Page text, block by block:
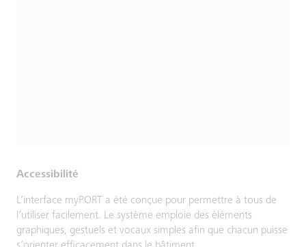
Accessibilité
L’interface myPORT a été conçue pour permettre à tous de
l’utiliser facilement. Le système emploie des éléments
graphiques, gestuels et vocaux simples afin que chacun puisse